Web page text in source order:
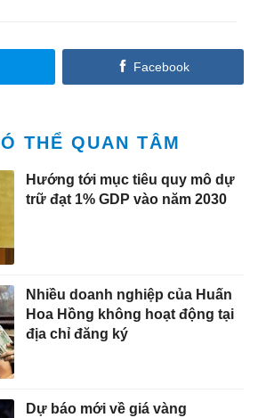
Facebook
THỂ QUAN TÂM
Hướng tới mục tiêu quy mô dự
trữ đạt 1% GDP vào năm 2030
Nhiều doanh nghiệp của Huấn
Hoa Hồng không hoạt động tại
địa chỉ đăng ký
Dự báo mới về giá vàng